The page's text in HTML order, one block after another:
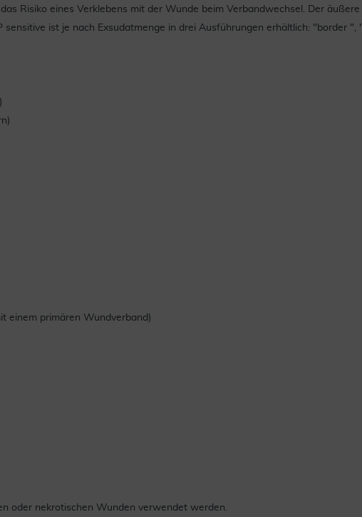
Risiko eines Verklebens mit der Wunde beim Verbandwechsel. Der
ist je nach Exsudatmenge in drei Ausführungen erhältlich: "border
einem primären Wundverband)
oder nekrotischen Wunden verwendet werden.